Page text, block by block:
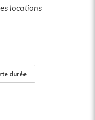
locations
durée